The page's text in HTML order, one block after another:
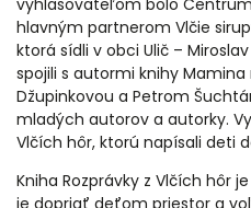
hlavným partnerom Vlčie
ktorá sídli v obci Ulič –
spojili s autormi knihy
Džupinkovou a Petrom
mladých autorov a autorky.
Vlčích hôr, ktorú napísali deti
Kniha Rozprávky z Vlčích hôr
je dopriať deťom priestor a